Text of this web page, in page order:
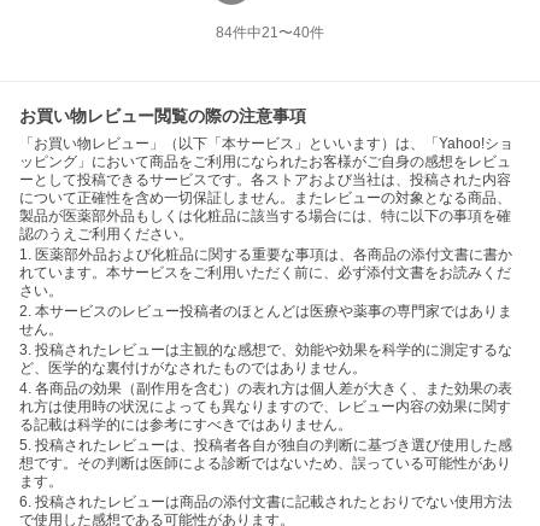
84件中21〜40件
お買い物レビュー閲覧の際の注意事項
「お買い物レビュー」（以下「本サービス」といいます）は、「Yahoo!ショ
ッピング」において商品をご利用になられたお客様がご自身の感想をレビュ
ーとして投稿できるサービスです。各ストアおよび当社は、投稿された内容
について正確性を含め一切保証しません。またレビューの対象となる商品、
製品が医薬部外品もしくは化粧品に該当する場合には、特に以下の事項を確
認のうえご利用ください。
1. 医薬部外品および化粧品に関する重要な事項は、各商品の添付文書に書か
れています。本サービスをご利用いただく前に、必ず添付文書をお読みくだ
さい。
2. 本サービスのレビュー投稿者のほとんどは医療や薬事の専門家ではありま
せん。
3. 投稿されたレビューは主観的な感想で、効能や効果を科学的に測定するな
ど、医学的な裏付けがなされたものではありません。
4. 各商品の効果（副作用を含む）の表れ方は個人差が大きく、また効果の表
れ方は使用時の状況によっても異なりますので、レビュー内容の効果に関す
る記載は科学的には参考にすべきではありません。
5. 投稿されたレビューは、投稿者各自が独自の判断に基づき選び使用した感
想です。その判断は医師による診断ではないため、誤っている可能性があり
ます。
6. 投稿されたレビューは商品の添付文書に記載されたとおりでない使用方法
で使用した感想である可能性があります。